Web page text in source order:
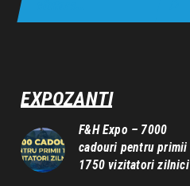
EXPOZANTI
F&H Expo – 7000
cadouri pentru primii
1750 vizitatori zilnici